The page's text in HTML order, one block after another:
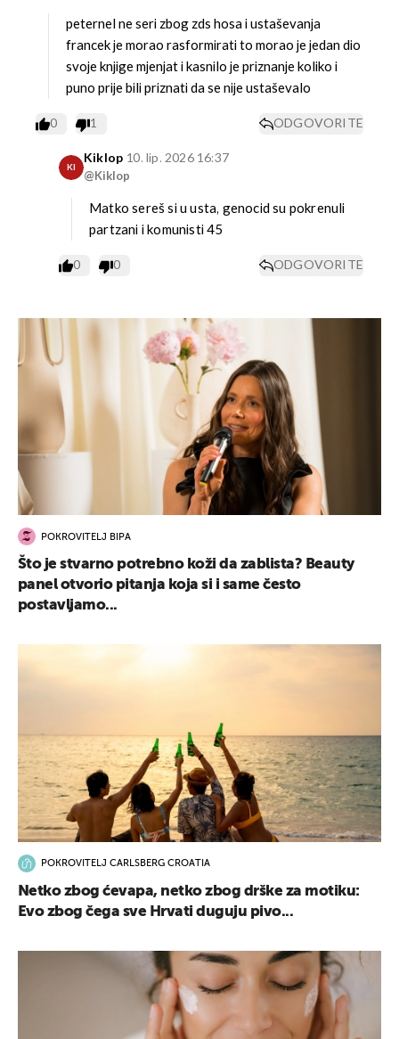
peternel ne seri zbog zds hosa i ustaševanja
francek je morao rasformirati to morao je jedan dio
svoje knjige mjenjat i kasnilo je priznanje koliko i
puno prije bili priznati da se nije ustaševalo
0 1 ODGOVORITE
KI
Kiklop
@Kiklop
10. lip. 2026 16:37
Matko sereš si u usta, genocid su pokrenuli
partzani i komunisti 45
0 0 ODGOVORITE
POKROVITELJ BIPA
Što je stvarno potrebno koži da zablista? Beauty
panel otvorio pitanja koja si i same često
postavljamo...
POKROVITELJ CARLSBERG CROATIA
Netko zbog ćevapa, netko zbog drške za motiku:
Evo zbog čega sve Hrvati duguju pivo...